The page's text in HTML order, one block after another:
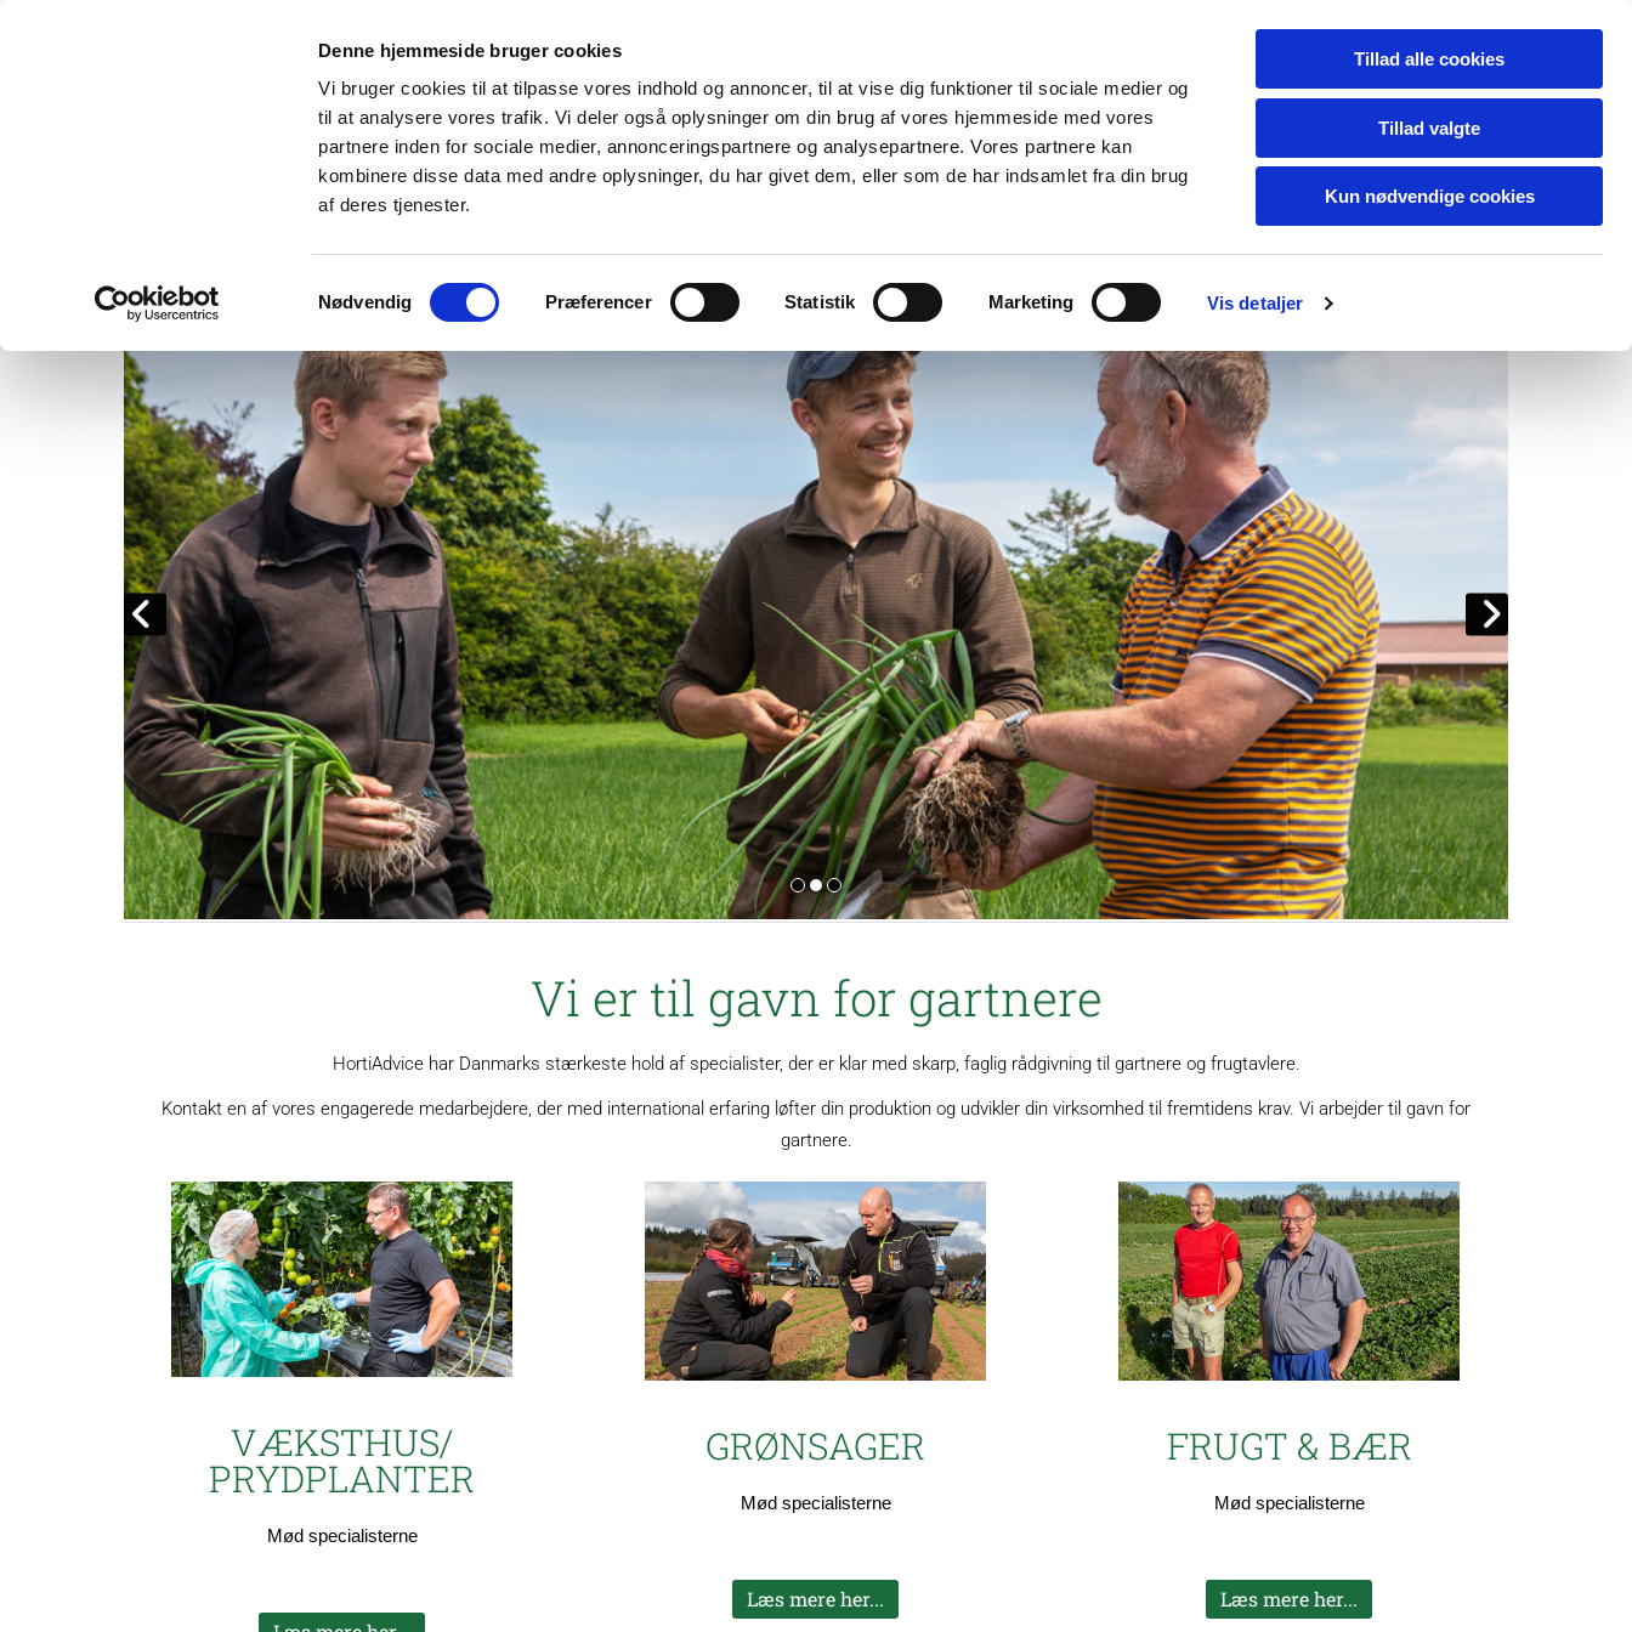
Denne hjemmeside bruger cookies
Vi bruger cookies til at tilpasse vores indhold og annoncer, til at vise dig funktioner til sociale medier og
til at analysere vores trafik. Vi deler også oplysninger om din brug af vores hjemmeside med vores
partnere inden for sociale medier, annonceringspartnere og analysepartnere. Vores partnere kan
kombinere disse data med andre oplysninger, du har givet dem, eller som de har indsamlet fra din brug
af deres tjenester.
Nødvendig Præferencer Statistik Marketing Vis detaljer
Tillad alle cookies
Tillad valgte
Kun nødvendige cookies
Kontakt os
Vi er til gavn for gartnere
HortiAdvice har Danmarks stærkeste hold af specialister, der er klar med skarp, faglig rådgivning til gartnere og frugtavlere.
Kontakt en af vores engagerede medarbejdere, der med international erfaring løfter din produktion og udvikler din virksomhed til fremtidens krav. Vi arbejder til gavn for
gartnere.
VÆKSTHUS/
PRYDPLANTER
Mød specialisterne
GRØNSAGER
Mød specialisterne
Læs mere her...
FRUGT & BÆR
Mød specialisterne
Læs mere her...